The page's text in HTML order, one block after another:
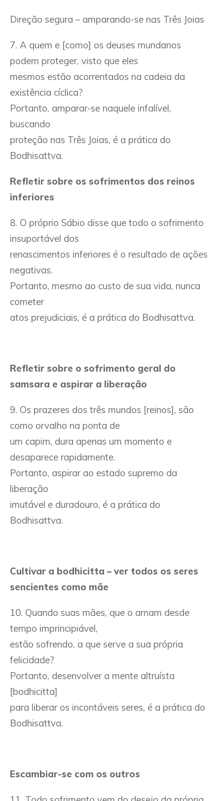
Direção segura – amparando-se nas Três Joias
7. A quem e [como] os deuses mundanos
podem proteger, visto que eles
mesmos estão acorrentados na cadeia da
existência cíclica?
Portanto, amparar-se naquele infalível,
buscando
proteção nas Três Joias, é a prática do
Bodhisattva.
Refletir sobre os sofrimentos dos reinos
inferiores
8. O próprio Sábio disse que todo o sofrimento
insuportável dos
renascimentos inferiores é o resultado de ações
negativas.
Portanto, mesmo ao custo de sua vida, nunca
cometer
atos prejudiciais, é a prática do Bodhisattva.
Refletir sobre o sofrimento geral do
samsara e aspirar a liberação
9. Os prazeres dos três mundos [reinos], são
como orvalho na ponta de
um capim, dura apenas um momento e
desaparece rapidamente.
Portanto, aspirar ao estado supremo da
liberação
imutável e duradouro, é a prática do
Bodhisattva.
Cultivar a bodhicitta – ver todos os seres
sencientes como mãe
10. Quando suas mães, que o amam desde
tempo imprincipiável,
estão sofrendo, a que serve a sua própria
felicidade?
Portanto, desenvolver a mente altruísta
[bodhicitta]
para liberar os incontáveis seres, é a prática do
Bodhisattva.
Escambiar-se com os outros